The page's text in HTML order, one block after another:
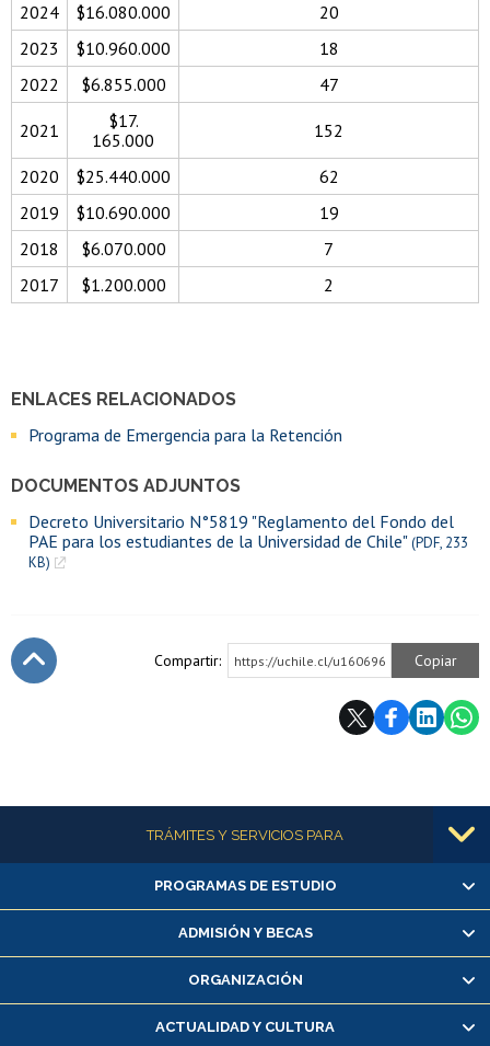
ENLACES RELACIONADOS
Programa de Emergencia para la Retención
DOCUMENTOS ADJUNTOS
Decreto Universitario N°5819 "Reglamento del Fondo del
PAE para los estudiantes de la Universidad de Chile"(PDF, 233
KB)
2024
$16.080.000
20
2023
$10.960.000
18
2022
$6.855.000 47
2021
$17.
165.000
152
2020 $25.440.000
62
2019
$10.690.000
19
2018
$6.070.000
7
2017
$1.200.000 2
Compartir: https://uchile.cl/u160696 Copiar
Más informaciónTRÁMITES Y SERVICIOS PARA
Alumnas/os y exalumnas/os
Matrícula en línea
Inscripción y cambio de asignaturas
Consulta y certificado de notas
PROGRAMAS DE ESTUDIO
ADMISIÓN Y BECAS
ORGANIZACIÓN
ACTUALIDAD Y CULTURA